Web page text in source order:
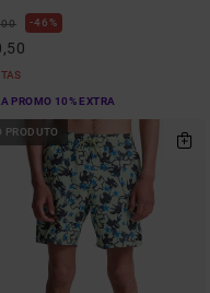
46%
PROMO 10% EXTRA
PRODUTO